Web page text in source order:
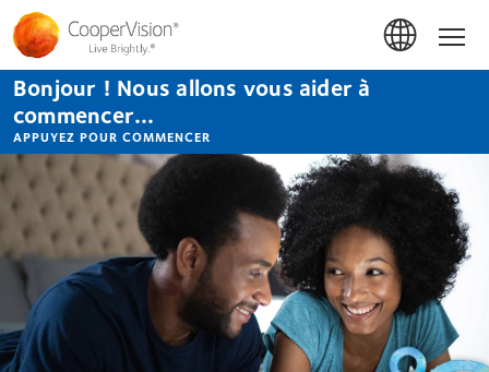
Aller
au
contenu
principal
Bonjour ! Nous allons vous aider à
commencer...
APPUYEZ POUR COMMENCER